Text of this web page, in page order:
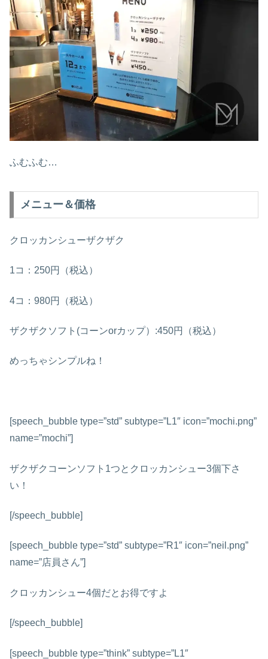
ふむふむ…
メニュー＆価格
クロッカンシューザクザク
1コ：250円（税込）
4コ：980円（税込）
ザクザクソフト(コーンorカップ）:450円（税込）
めっちゃシンプルね！
[speech_bubble type=”std” subtype=”L1″ icon=”mochi.png”
name=”mochi”]
ザクザクコーンソフト1つとクロッカンシュー3個下さ
い！
[/speech_bubble]
[speech_bubble type=”std” subtype=”R1″ icon=”neil.png”
name=”店員さん”]
クロッカンシュー4個だとお得ですよ
[/speech_bubble]
[speech_bubble type=”think” subtype=”L1″